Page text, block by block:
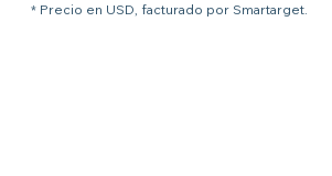
* Precio en USD, facturado por Smartarget.